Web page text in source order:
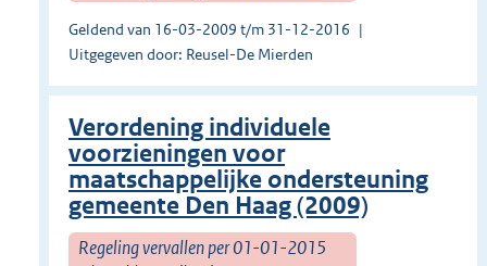
Geldend van 16-03-2009 t/m 31-12-2016
Uitgegeven door: Reusel-De Mierden
Verordening individuele
voorzieningen voor
maatschappelijke ondersteuning
gemeente Den Haag (2009)
Regeling vervallen per 01-01-2015